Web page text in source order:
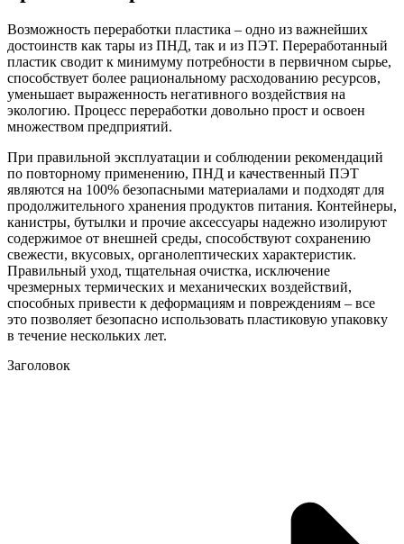
Возможность переработки пластика – одно из важнейших
достоинств как тары из ПНД, так и из ПЭТ. Переработанный
пластик сводит к минимуму потребности в первичном сырье,
способствует более рациональному расходованию ресурсов,
уменьшает выраженность негативного воздействия на
экологию. Процесс переработки довольно прост и освоен
множеством предприятий.
При правильной эксплуатации и соблюдении рекомендаций
по повторному применению, ПНД и качественный ПЭТ
являются на 100% безопасными материалами и подходят для
продолжительного хранения продуктов питания. Контейнеры,
канистры, бутылки и прочие аксессуары надежно изолируют
содержимое от внешней среды, способствуют сохранению
свежести, вкусовых, органолептических характеристик.
Правильный уход, тщательная очистка, исключение
чрезмерных термических и механических воздействий,
способных привести к деформациям и повреждениям – все
это позволяет безопасно использовать пластиковую упаковку
в течение нескольких лет.
Заголовок